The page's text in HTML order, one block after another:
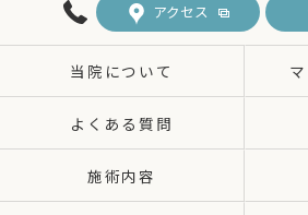
アクセス
当院について
よくある質問
施術内容